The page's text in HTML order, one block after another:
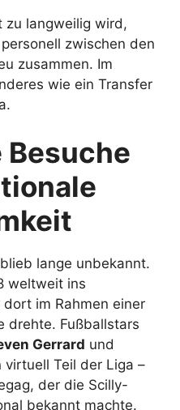
zu langweilig wird,
zwischen den
zusammen. Im
wie ein Transfer
Besuche
lange unbekannt.
weltweit ins
dort im Rahmen einer
drehte. Fußballstars
Gerrard und
virtuell Teil der Liga –
der die Scilly-
bekannt machte.